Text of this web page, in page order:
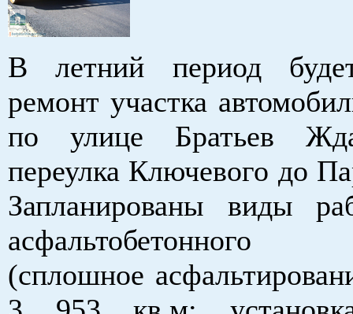
В летний период
ремонт участка
по улице Братьев
переулка Ключевого до
Запланированы виды
(сплошное